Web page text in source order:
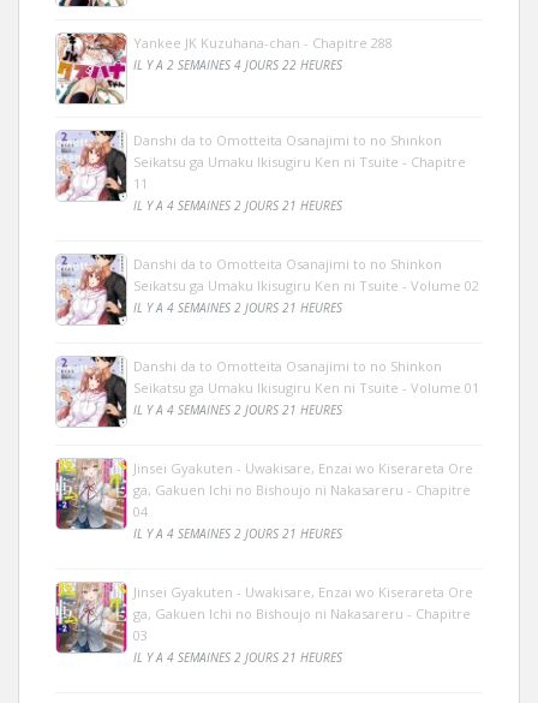
Yankee JK Kuzuhana-chan - Chapitre 288
IL Y A 2 SEMAINES 4 JOURS 22 HEURES
Danshi da to Omotteita Osanajimi to no Shinkon
Seikatsu ga Umaku Ikisugiru Ken ni Tsuite - Chapitre
11
IL Y A 4 SEMAINES 2 JOURS 21 HEURES
Danshi da to Omotteita Osanajimi to no Shinkon
Seikatsu ga Umaku Ikisugiru Ken ni Tsuite - Volume 02
IL Y A 4 SEMAINES 2 JOURS 21 HEURES
Danshi da to Omotteita Osanajimi to no Shinkon
Seikatsu ga Umaku Ikisugiru Ken ni Tsuite - Volume 01
IL Y A 4 SEMAINES 2 JOURS 21 HEURES
Jinsei Gyakuten - Uwakisare, Enzai wo Kiserareta Ore
ga, Gakuen Ichi no Bishoujo ni Nakasareru - Chapitre
04
IL Y A 4 SEMAINES 2 JOURS 21 HEURES
Jinsei Gyakuten - Uwakisare, Enzai wo Kiserareta Ore
ga, Gakuen Ichi no Bishoujo ni Nakasareru - Chapitre
03
IL Y A 4 SEMAINES 2 JOURS 21 HEURES